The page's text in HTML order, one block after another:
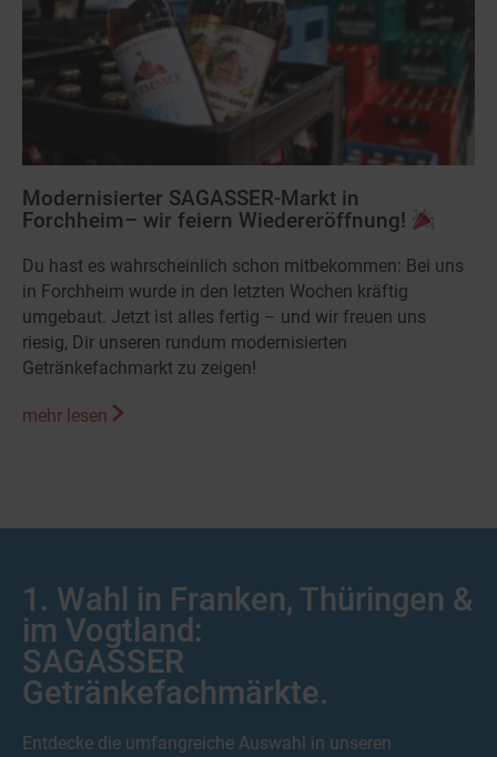
Modernisierter SAGASSER-Markt in
Forchheim– wir feiern Wiedereröffnung!
Du hast es wahrscheinlich schon mitbekommen: Bei uns
in Forchheim wurde in den letzten Wochen kräftig
umgebaut. Jetzt ist alles fertig – und wir freuen uns
riesig, Dir unseren rundum modernisierten
Getränkefachmarkt zu zeigen!
mehr lesen
1. Wahl in Franken, Thüringen &
im Vogtland:
SAGASSER
Getränkefachmärkte.
Entdecke die umfangreiche Auswahl in unseren